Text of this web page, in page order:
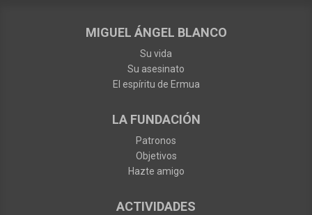
MIGUEL ÁNGEL BLANCO
Su vida
Su asesinato
El espíritu de Ermua
LA FUNDACIÓN
Patronos
Objetivos
Hazte amigo
ACTIVIDADES